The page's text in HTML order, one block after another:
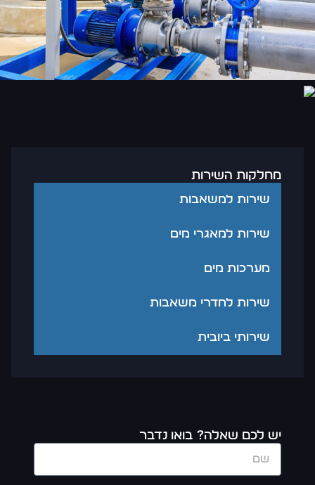
מחלקות השירות
שירות למשאבות
שירות למאגרי מים
מערכות מים
שירות לחדרי משאבות
שירותי ביובית
יש לכם שאלה? בואו נדבר